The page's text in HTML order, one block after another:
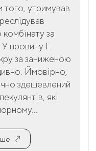
утримував
за
провину Г.
за заниженою
Ймовірно,
здешевлений
які